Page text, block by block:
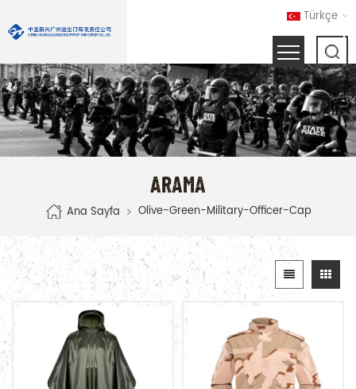
Türkçe
ARAMA
Ana Sayfa Olive-Green-Military-Officer-Cap